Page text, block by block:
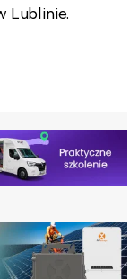
Lublinie.